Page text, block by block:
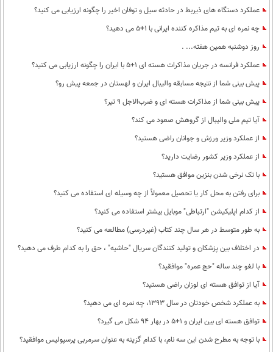
عملکرد دستگاه های ذیربط در حادثه سیل و توفان اخیر را چگونه ارزیابی می کنید؟
چه نمره ای به تیم مذاکره کننده ایرانی با 1+5 می دهید؟
روز دوشنبه همین هفته... .
عملکرد فرانسه در جریان مذاکرات هسته ای 1+5 با ایران را چگونه ارزیابی می کنید؟
پیش بینی شما از نتیجه مسابقه والیبال ایران و لهستان در جمعه پیش رو؟
پیش بینی شما از مذاکرات هسته ای و ضرب‌الاجل 9 تیر؟
آیا تیم ملی والیبال از گروهش صعود می کند؟
از عملکرد وزیر ورزش و جوانان راضی هستید؟
از عملکرد وزیر کشور رضایت دارید؟
با تک نرخی شدن بنزین موافق هستید؟
برای رفتن به محل کار یا تحصیل معمولاً از چه وسیله ای استفاده می کنید؟
از کدام اپلیکیشن "ارتباطی" موبایل بیشتر استفاده می کنید؟
به طور متوسط در هر سال چند کتاب (غیردرسی) مطالعه می کنید؟
در اختلاف بین پزشکان و تولید کنندگان سریال "حاشیه" ، حق را به کدام طرف می دهید؟
با لغو چند ساله "حج عمره" موافقید؟
آیا از توافق هسته ای لوزان راضی هستید؟
به عملکرد شخص خودتان در سال 1393، چه نمره ای می دهید؟
توافق هسته ای بین ایران و 1+5 در بهار 94 شکل می گیرد؟
با توجه به مطرح شدن این سه نام، با کدام گزینه به عنوان سرمربی پرسپولیس موافقید؟